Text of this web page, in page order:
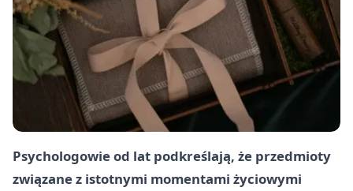
Psychologowie od lat podkreślają, że przedmioty
związane z istotnymi momentami życiowymi